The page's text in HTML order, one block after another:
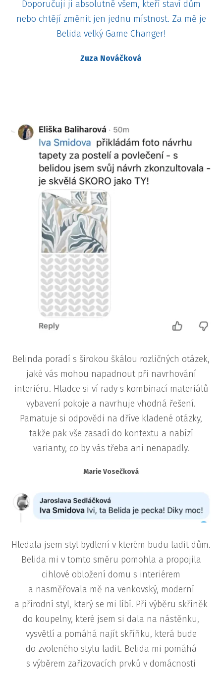
Doporučuji ji absolutně všem, kteří staví dům
nebo chtějí změnit jen jednu místnost. Za mě je
Belida velký Game Changer!
Zuza Nováčková
Belinda poradí s širokou škálou rozličných otázek,
jaké vás mohou napadnout při navrhování
interiéru. Hladce si ví rady s kombinací materiálů
vybavení pokoje a navrhuje vhodná řešení.
Pamatuje si odpovědi na dříve kladené otázky,
takže pak vše zasadí do kontextu a nabízí
varianty, co by vás třeba ani nenapadly.
Marie Vosečková
Hledala jsem styl bydlení v kterém budu ladit dům.
Belida mi v tomto směru pomohla a propojila
cihlové obložení domu s interiérem
a nasměřovala mě na venkovský, moderní
a přírodní styl, který se mi líbí. Při výběru skříněk
do koupelny, které jsem si dala na nástěnku,
vysvětlí a pomáhá najít skříňku, která bude
do zvoleného stylu ladit. Belida mi pomáhá
s výběrem zařizovacích prvků v domácnosti